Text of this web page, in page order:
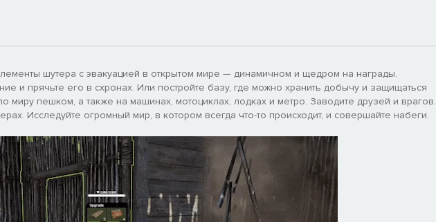
шутера с эвакуацией в открытом мире — динамичном и щедром на награды.
и прячьте его в схронах. Или постройте базу, где можно хранить добычу и защищаться
миру пешком, а также на машинах, мотоциклах, лодках и метро. Заводите друзей и врагов.
Исследуйте огромный мир, в котором всегда что-то происходит, и совершайте набеги.